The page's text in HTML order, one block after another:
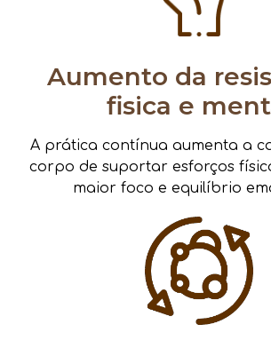
Aumento da
fisica e
A prática contínua aumenta a
corpo de suportar esforços
maior foco e equilíbrio